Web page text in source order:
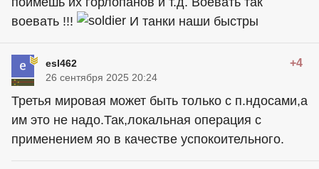
воевать !!!
И танки наши быстры
esl462 +4
26 сентября 2025 20:24
Третья мировая может быть только с п.ндосами,а
им это не надо.Так,локальная операция с
применением яо в качестве успокоительного.